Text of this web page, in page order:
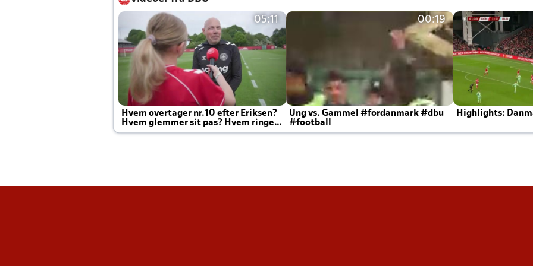
05:11
Hvem overtager nr.10 efter Eriksen?
Hvem glemmer sit pas? Hvem ringer
Joachim altid til efter kampe?
00:19
Ung vs. Gammel #fordanmark #dbu
#football
Highlights: